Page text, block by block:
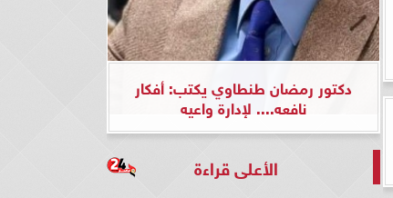
دكتور رمضان طنطاوي يكتب: أفكار
نافعه.... لإدارة واعيه
الأعلى قراءة